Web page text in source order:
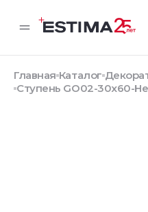
Главная Каталог
Ступень GO02-30x60-